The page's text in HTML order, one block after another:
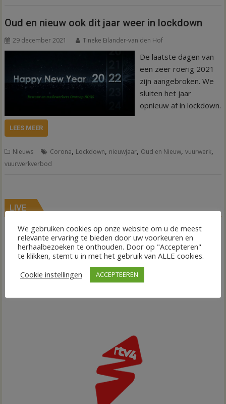
Oud en nieuw ook dit jaar weer in lockdown
29 december 2021 Tineke Eilander-van den Hof
De laatste dagen van
een zeer roerig 2021
zijn aangebroken. We
sluiten het jaar
opnieuw af in lockdown.
LEES MEER
Nieuws Corona, Lockdown, nieuwjaar, Oud en Nieuw,vuurwerk,
vuurwerkverbod
LIVE
We gebruiken cookies op onze website om u de meest
relevante ervaring te bieden door uw voorkeuren en
herhaalbezoeken te onthouden. Door op "Accepteren"
te klikken, stemt u in met het gebruik van ALLE cookies.
Cookie instellingen
ACCEPTEEREN